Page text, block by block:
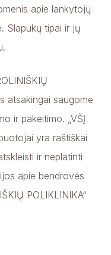
apie lankytojų
Slapukų tipai ir jų
atsakingai saugome
ir pakeitimo. „VŠĮ
yra raštiškai
ir neplatinti
apie bendrovės
POLIKLINIKA“